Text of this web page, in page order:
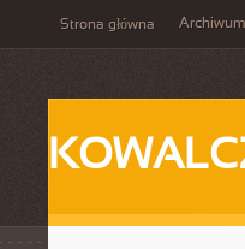
Strona główna Archiwum